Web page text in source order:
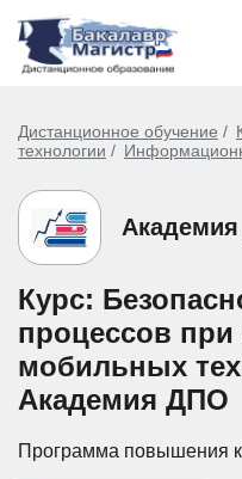
Дистанционное обучение
технологии
Курс:
процессов
мобильных
Академия ДПО
Программа повышения